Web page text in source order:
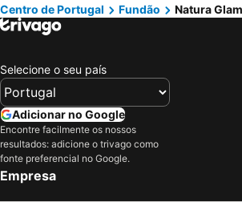
Centro de Portugal
Fundão Natura
Selecione o seu país
Adicionar no Google
Encontre facilmente os nossos
resultados: adicione o trivago como
fonte preferencial no Google.
Empresa